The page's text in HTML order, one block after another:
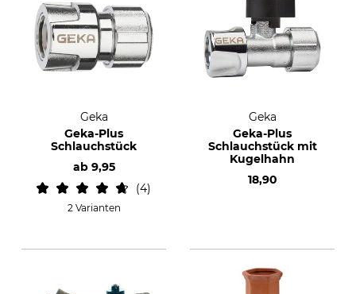
Geka
Geka-Plus
Schlauchstück
ab 9,95
4
2 Varianten
Geka
Geka-Plus
Schlauchstück mit
Kugelhahn
18,90